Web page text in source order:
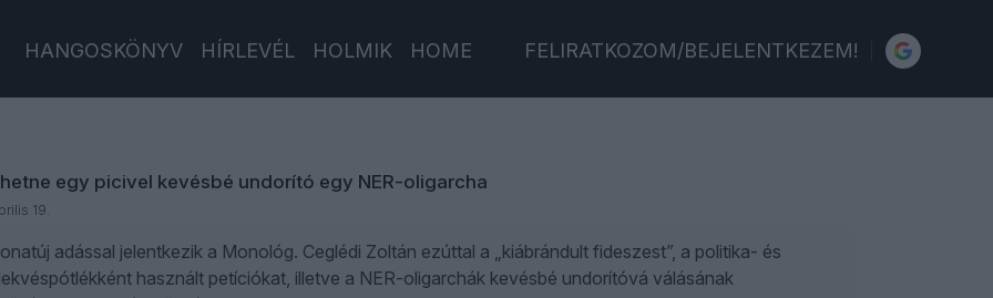
HANGOSKÖNYV HÍRLEVÉL HOLMIK HOME FELIRATKOZOM/BEJELENTKEZEM!
egy picivel kevésbé undorító egy NER-oligarcha
19.
adással jelentkezik a Monológ. Ceglédi Zoltán ezúttal a „kiábrándult fideszest”, a politika- és
használt petíciókat, illetve a NER-oligarchák kevésbé undorítóvá válásának